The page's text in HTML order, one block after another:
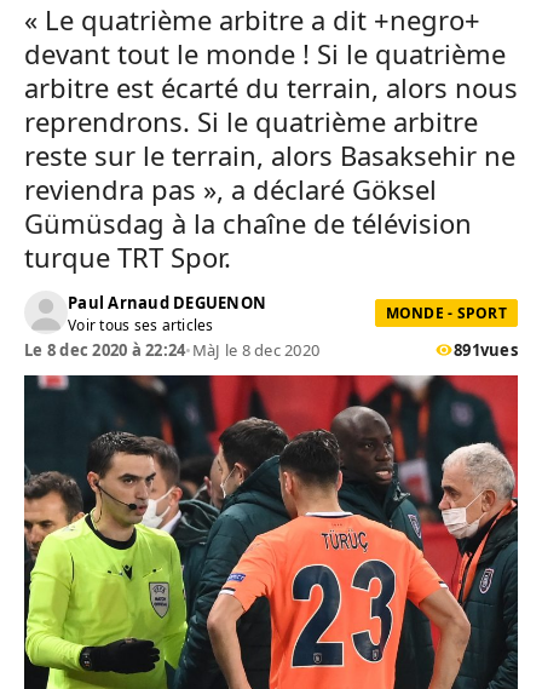
« Le quatrième arbitre a dit +negro+
devant tout le monde ! Si le quatrième
arbitre est écarté du terrain, alors nous
reprendrons. Si le quatrième arbitre
reste sur le terrain, alors Basaksehir ne
reviendra pas », a déclaré Göksel
Gümüsdag à la chaîne de télévision
turque TRT Spor.
Paul Arnaud DEGUENON
Voir tous ses articles
MONDE - SPORT
Le 8 dec 2020 à 22:24•MàJ le 8 dec 2020 891vues